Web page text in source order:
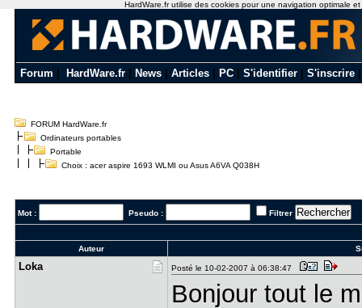
Forum HardWare.fr News Articles PC S'identifier S'inscrire
FORUM HardWare.fr
Ordinateurs portables
Portable
Choix : acer aspire 1693 WLMI ou Asus A6VA Q038H
Mot : Pseudo : Filtrer
Auteur
Loka Posté le 10-02-2007 à 06:38:47
Bonjour tout le
HardWare.fr utilise des cookies pour une navigation optimale